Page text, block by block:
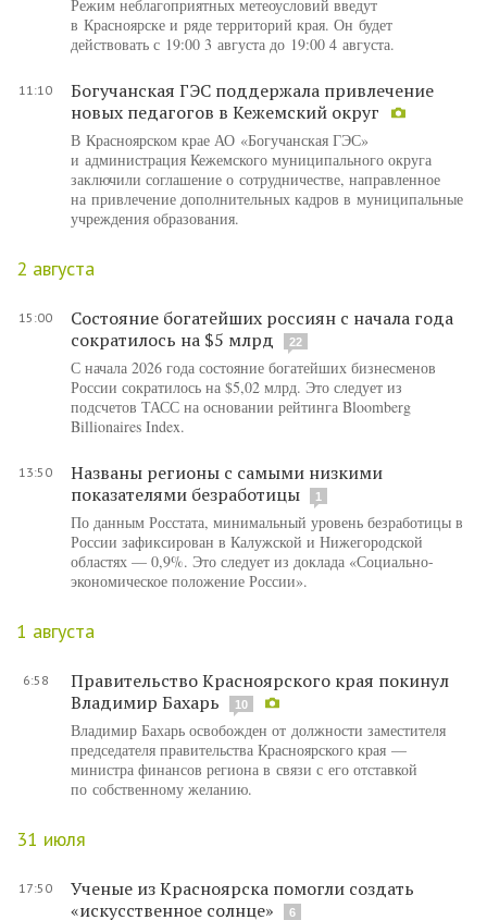
Режим неблагоприятных метеоусловий введут
в Красноярске и ряде территорий края. Он будет
действовать с 19:00 3 августа до 19:00 4 августа.
11:10
Богучанская ГЭС поддержала привлечение
новых педагогов в Кежемский округ
В Красноярском крае АО «Богучанская ГЭС»
и администрация Кежемского муниципального округа
заключили соглашение о сотрудничестве, направленное
на привлечение дополнительных кадров в муниципальные
учреждения образования.
2 августа
15:00
Состояние богатейших россиян с начала года
сократилось на $5 млрд
22
С начала 2026 года состояние богатейших бизнесменов
России сократилось на $5,02 млрд. Это следует из
подсчетов ТАСС на основании рейтинга Bloomberg
Billionaires Index.
13:50
Названы регионы с самыми низкими
показателями безработицы
1
По данным Росстата, минимальный уровень безработицы в
России зафиксирован в Калужской и Нижегородской
областях — 0,9%. Это следует из доклада «Социально-
экономическое положение России».
1 августа
6:58
Правительство Красноярского края покинул
Владимир Бахарь
10
Владимир Бахарь освобожден от должности заместителя
председателя правительства Красноярского края —
министра финансов региона в связи с его отставкой
по собственному желанию.
31 июля
17:50
Ученые из Красноярска помогли создать
«искусственное солнце»
6